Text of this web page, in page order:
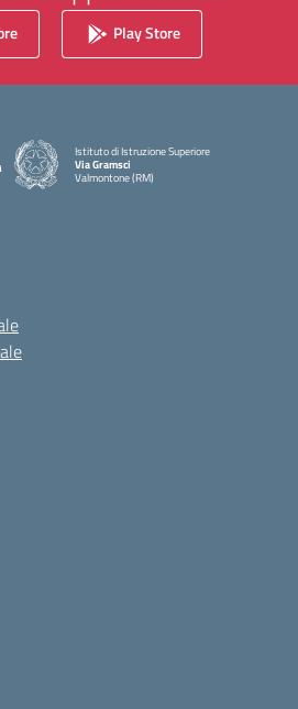
Play Store
Istituto di Istruzione Superiore
Via Gramsci
Valmontone (RM)